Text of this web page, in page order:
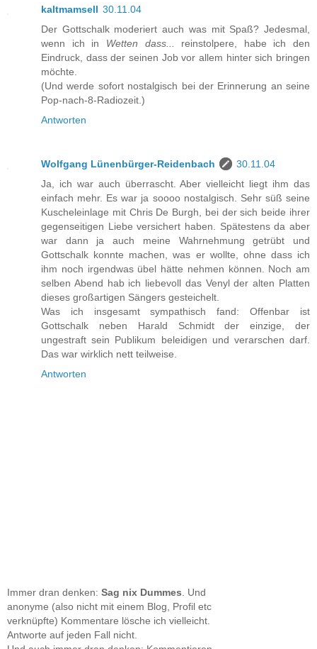
kaltmamsell 30.11.04
Der Gottschalk moderiert auch was mit Spaß? Jedesmal,
wenn ich in Wetten dass...
reinstolpere, habe ich den
Eindruck, dass der seinen Job vor allem hinter sich bringen
möchte.
(Und werde sofort nostalgisch bei der Erinnerung an seine
Pop-nach-8-Radiozeit.)
Antworten
Wolfgang Lünenbürger-Reidenbach
30.11.04
Ja, ich war auch überrascht. Aber vielleicht liegt ihm das
einfach mehr. Es war ja soooo nostalgisch. Sehr süß seine
Kuscheleinlage mit Chris De Burgh, bei der sich beide ihrer
gegenseitigen Liebe versichert haben. Spätestens da aber
war dann ja auch meine Wahrnehmung getrübt und
Gottschalk konnte machen, was er wollte, ohne dass ich
ihm noch irgendwas übel hätte nehmen können. Noch am
selben Abend hab ich liebevoll das Venyl der alten Platten
dieses großartigen Sängers gesteichelt.
Was ich insgesamt sympathisch fand: Offenbar ist
Gottschalk neben Harald Schmidt der einzige, der
ungestraft sein Publikum beleidigen und verarschen darf.
Das war wirklich nett teilweise.
Antworten
Immer dran denken: Sag nix Dummes . Und
anonyme (also nicht mit einem Blog, Profil etc
verknüpfte) Kommentare lösche ich vielleicht.
Antworte auf jeden Fall nicht.